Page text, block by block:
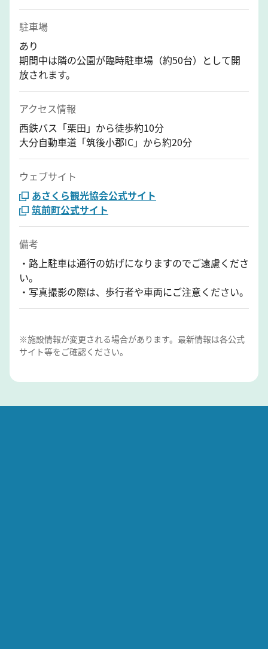
駐車場
あり
期間中は隣の公園が臨時駐車場（約50台）として開
放されます。
アクセス情報
西鉄バス「栗田」から徒歩約10分
大分自動車道「筑後小郡IC」から約20分
ウェブサイト
あさくら観光協会公式サイト
筑前町公式サイト
備考
・路上駐車は通行の妨げになりますのでご遠慮くださ
い。
・写真撮影の際は、歩行者や車両にご注意ください。
※施設情報が変更される場合があります。最新情報は各公式
サイト等をご確認ください。